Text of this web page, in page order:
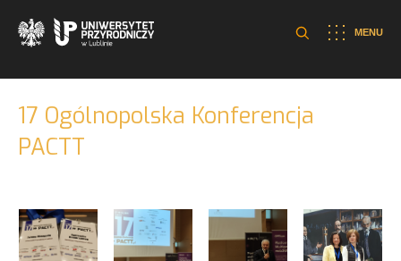
MENU
17 Ogólnopolska Konferencja
PACTT